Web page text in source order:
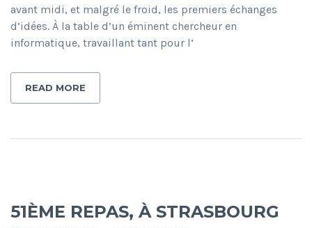
avant midi, et malgré le froid, les premiers échanges
d’idées. À la table d’un éminent chercheur en
informatique, travaillant tant pour l’
READ MORE
51ÈME REPAS, À STRASBOURG